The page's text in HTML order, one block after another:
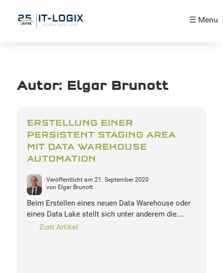
☰ Menu
Autor: Elgar Brunott
ERSTELLUNG EINER
PERSISTENT STAGING AREA
MIT DATA WAREHOUSE
AUTOMATION
Veröffentlicht am 21. September 2020
von Elgar Brunott
Beim Erstellen eines neuen Data Warehouse oder
eines Data Lake stellt sich unter anderem die…
Zum Artikel